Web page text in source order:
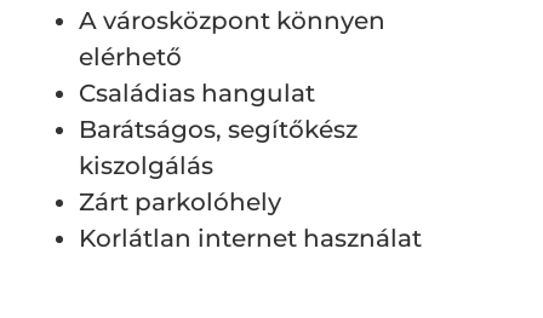
A városközpont könnyen
elérhető
Családias hangulat
Barátságos, segítőkész
kiszolgálás
Zárt parkolóhely
Korlátlan internet használat